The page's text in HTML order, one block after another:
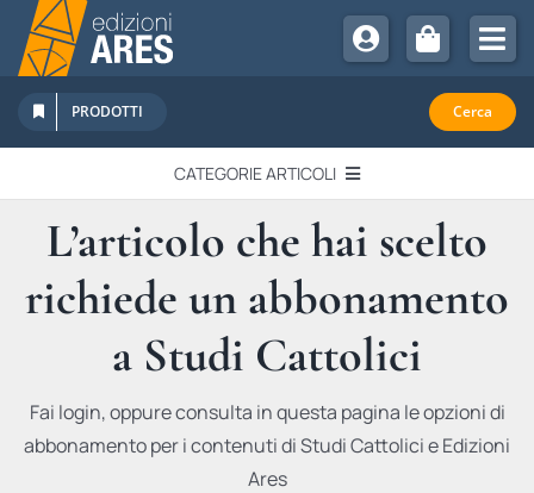
Salta
contenuto
Chi Siamo
Sostienici
Abbonamenti
Promozioni
Newsletter
PRODOTTI Cerca
CATEGORIE ARTICOLI
EDITORIALI
IN QUESTO NUMERO
RECENSIONI
L’articolo che hai scelto
richiede un abbonamento
a Studi Cattolici
Fai login, oppure consulta in questa pagina le opzioni di
abbonamento per i contenuti di Studi Cattolici e Edizioni
Ares